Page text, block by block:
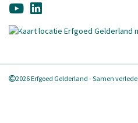
2026 Erfgoed Gelderland - Samen